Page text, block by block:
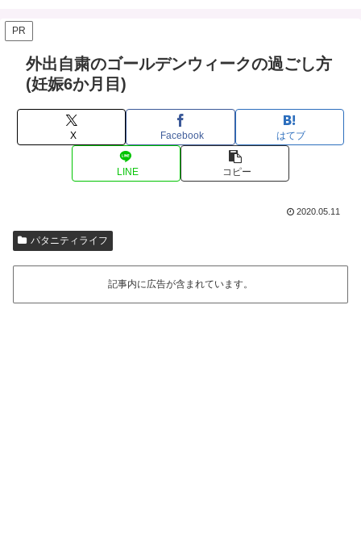
PR
外出自粛のゴールデンウィークの過ごし方
(妊娠6か月目)
X Facebook はてブ
LINE コピー
2020.05.11
パタニティライフ
記事内に広告が含まれています。